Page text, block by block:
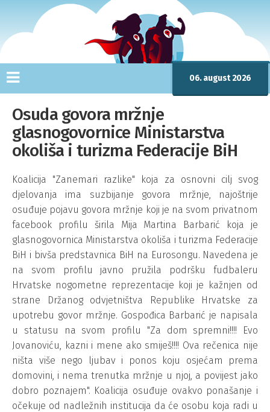
06. august 2026
Osuda govora mržnje
glasnogovornice Ministarstva
okoliša i turizma Federacije BiH
Koalicija "Zanemari razlike" koja za osnovni cilj svog
djelovanja ima suzbijanje govora mržnje, najoštrije
osuđuje pojavu govora mržnje koji je na svom privatnom
facebook profilu širila Mija Martina Barbarić koja je
glasnogovornica Ministarstva okoliša i turizma Federacije
BiH i bivša predstavnica BiH na Eurosongu. Navedena je
na svom profilu javno pružila podršku fudbaleru
Hrvatske nogometne reprezentacije koji je kažnjen od
strane Držanog odvjetništva Republike Hrvatske za
upotrebu govor mržnje. Gospođica Barbarić je napisala
u statusu na svom profilu "Za dom spremni!!!! Evo
Jovanoviću, kazni i mene ako smiješ!!!! Ova rečenica nije
ništa više nego ljubav i ponos koju osjećam prema
domovini, i nema trenutka mržnje u njoj, a povijest jako
dobro poznajem". Koalicija osuđuje ovakvo ponašanje i
očekuje od nadležnih institucija da će osobu koja radi u